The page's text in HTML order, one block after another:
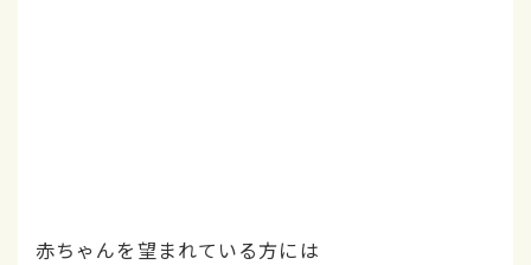
赤ちゃんを望まれている方には